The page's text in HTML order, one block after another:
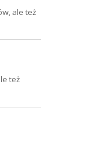
ale też
też